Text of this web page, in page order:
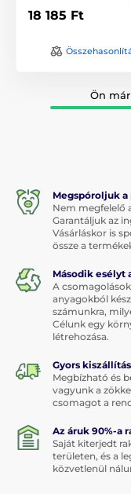
18 185 Ft
Ön
Megspóroljuk a
Nem megfelelő
Garantáljuk az
Vásárláskor is
össze a
Második esélyt
A
anyagokból
számunkra,
Célunk egy
létrehozása.
Gyors
Megbízható és
vagyunk a
csomagot a
Az áruk 90%-a
Saját kiterjedt
területen, és a
közvetlenül